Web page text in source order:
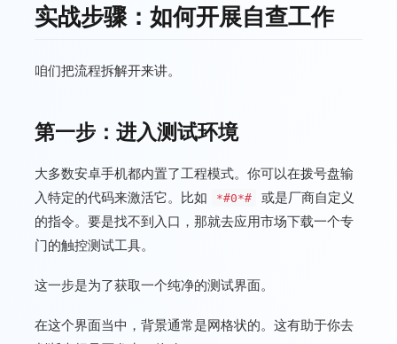
实战步骤：如何开展自查工作
咱们把流程拆解开来讲。
第一步：进入测试环境
大多数安卓手机都内置了工程模式。你可以在拨号盘输
入特定的代码来激活它。比如
*#0*#
或是厂商自定义
的指令。要是找不到入口，那就去应用市场下载一个专
门的触控测试工具。
这一步是为了获取一个纯净的测试界面。
在这个界面当中，背景通常是网格状的。这有助于你去